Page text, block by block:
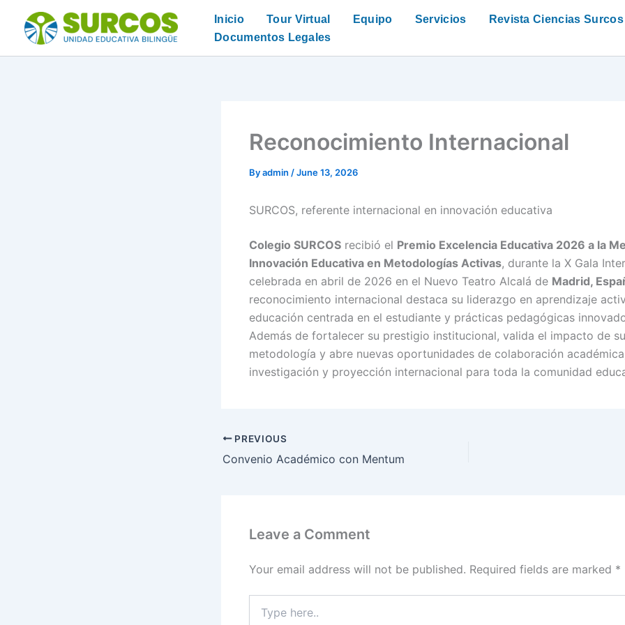
content
Inicio Tour Virtual Equipo Servicios Revista Ciencias Surcos
Documentos Legales
Reconocimiento Internacional
Byadmin /June 13, 2026
SURCOS, referente internacional en innovación educativa
Colegio SURCOS recibió el Premio Excelencia Educativa 2026 a la
Innovación Educativa en Metodologías Activas, durante la X Gala
celebrada en abril de 2026 en el Nuevo Teatro Alcalá de Madrid,
reconocimiento internacional destaca su liderazgo en aprendizaje
educación centrada en el estudiante y prácticas pedagógicas
Además de fortalecer su prestigio institucional, valida el impacto de su
metodología y abre nuevas oportunidades de colaboración
investigación y proyección internacional para toda la comunidad
PREVIOUS
Convenio Académico con Mentum
Leave a Comment
Your email address will not be published. Required fields are marked *
here..